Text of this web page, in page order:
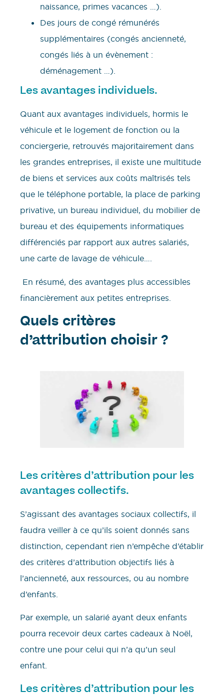
naissance, primes vacances …).
Des jours de congé rémunérés
supplémentaires (congés ancienneté,
congés liés à un évènement :
déménagement …).
Les avantages individuels.
Quant aux avantages individuels, hormis le
véhicule et le logement de fonction ou la
conciergerie, retrouvés majoritairement dans
les grandes entreprises, il existe une multitude
de biens et services aux coûts maîtrisés tels
que le téléphone portable, la place de parking
privative, un bureau individuel, du mobilier de
bureau et des équipements informatiques
différenciés par rapport aux autres salariés,
une carte de lavage de véhicule….
En résumé, des avantages plus accessibles
financièrement aux petites entreprises.
Quels critères
d’attribution choisir ?
Les critères d’attribution pour les
avantages collectifs.
S’agissant des avantages sociaux collectifs, il
faudra veiller à ce qu’ils soient donnés sans
distinction, cependant rien n’empêche d’établir
des critères d’attribution objectifs liés à
l’ancienneté, aux ressources, ou au nombre
d’enfants.
Par exemple, un salarié ayant deux enfants
pourra recevoir deux cartes cadeaux à Noël,
contre une pour celui qui n’a qu’un seul
enfant.
Les critères d’attribution pour les